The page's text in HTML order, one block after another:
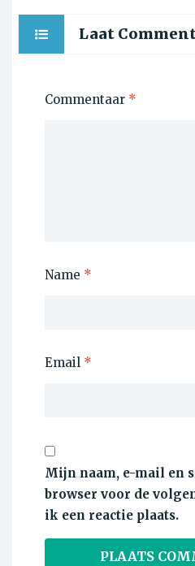
Laat
Commentaar *
Name *
Email *
Mijn naam, e-mail en
browser voor de
ik een reactie plaats.